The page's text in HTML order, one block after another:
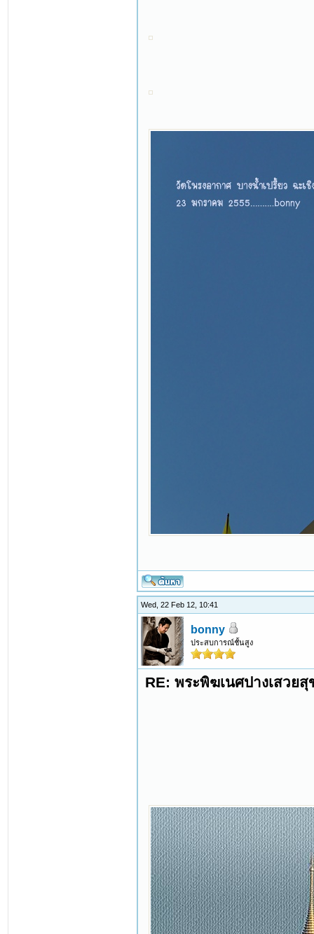
Wed, 22 Feb 12, 10:41
bonny
ประสบการณ์ชั้นสูง
RE: พระพิฆเนศปางเสวย